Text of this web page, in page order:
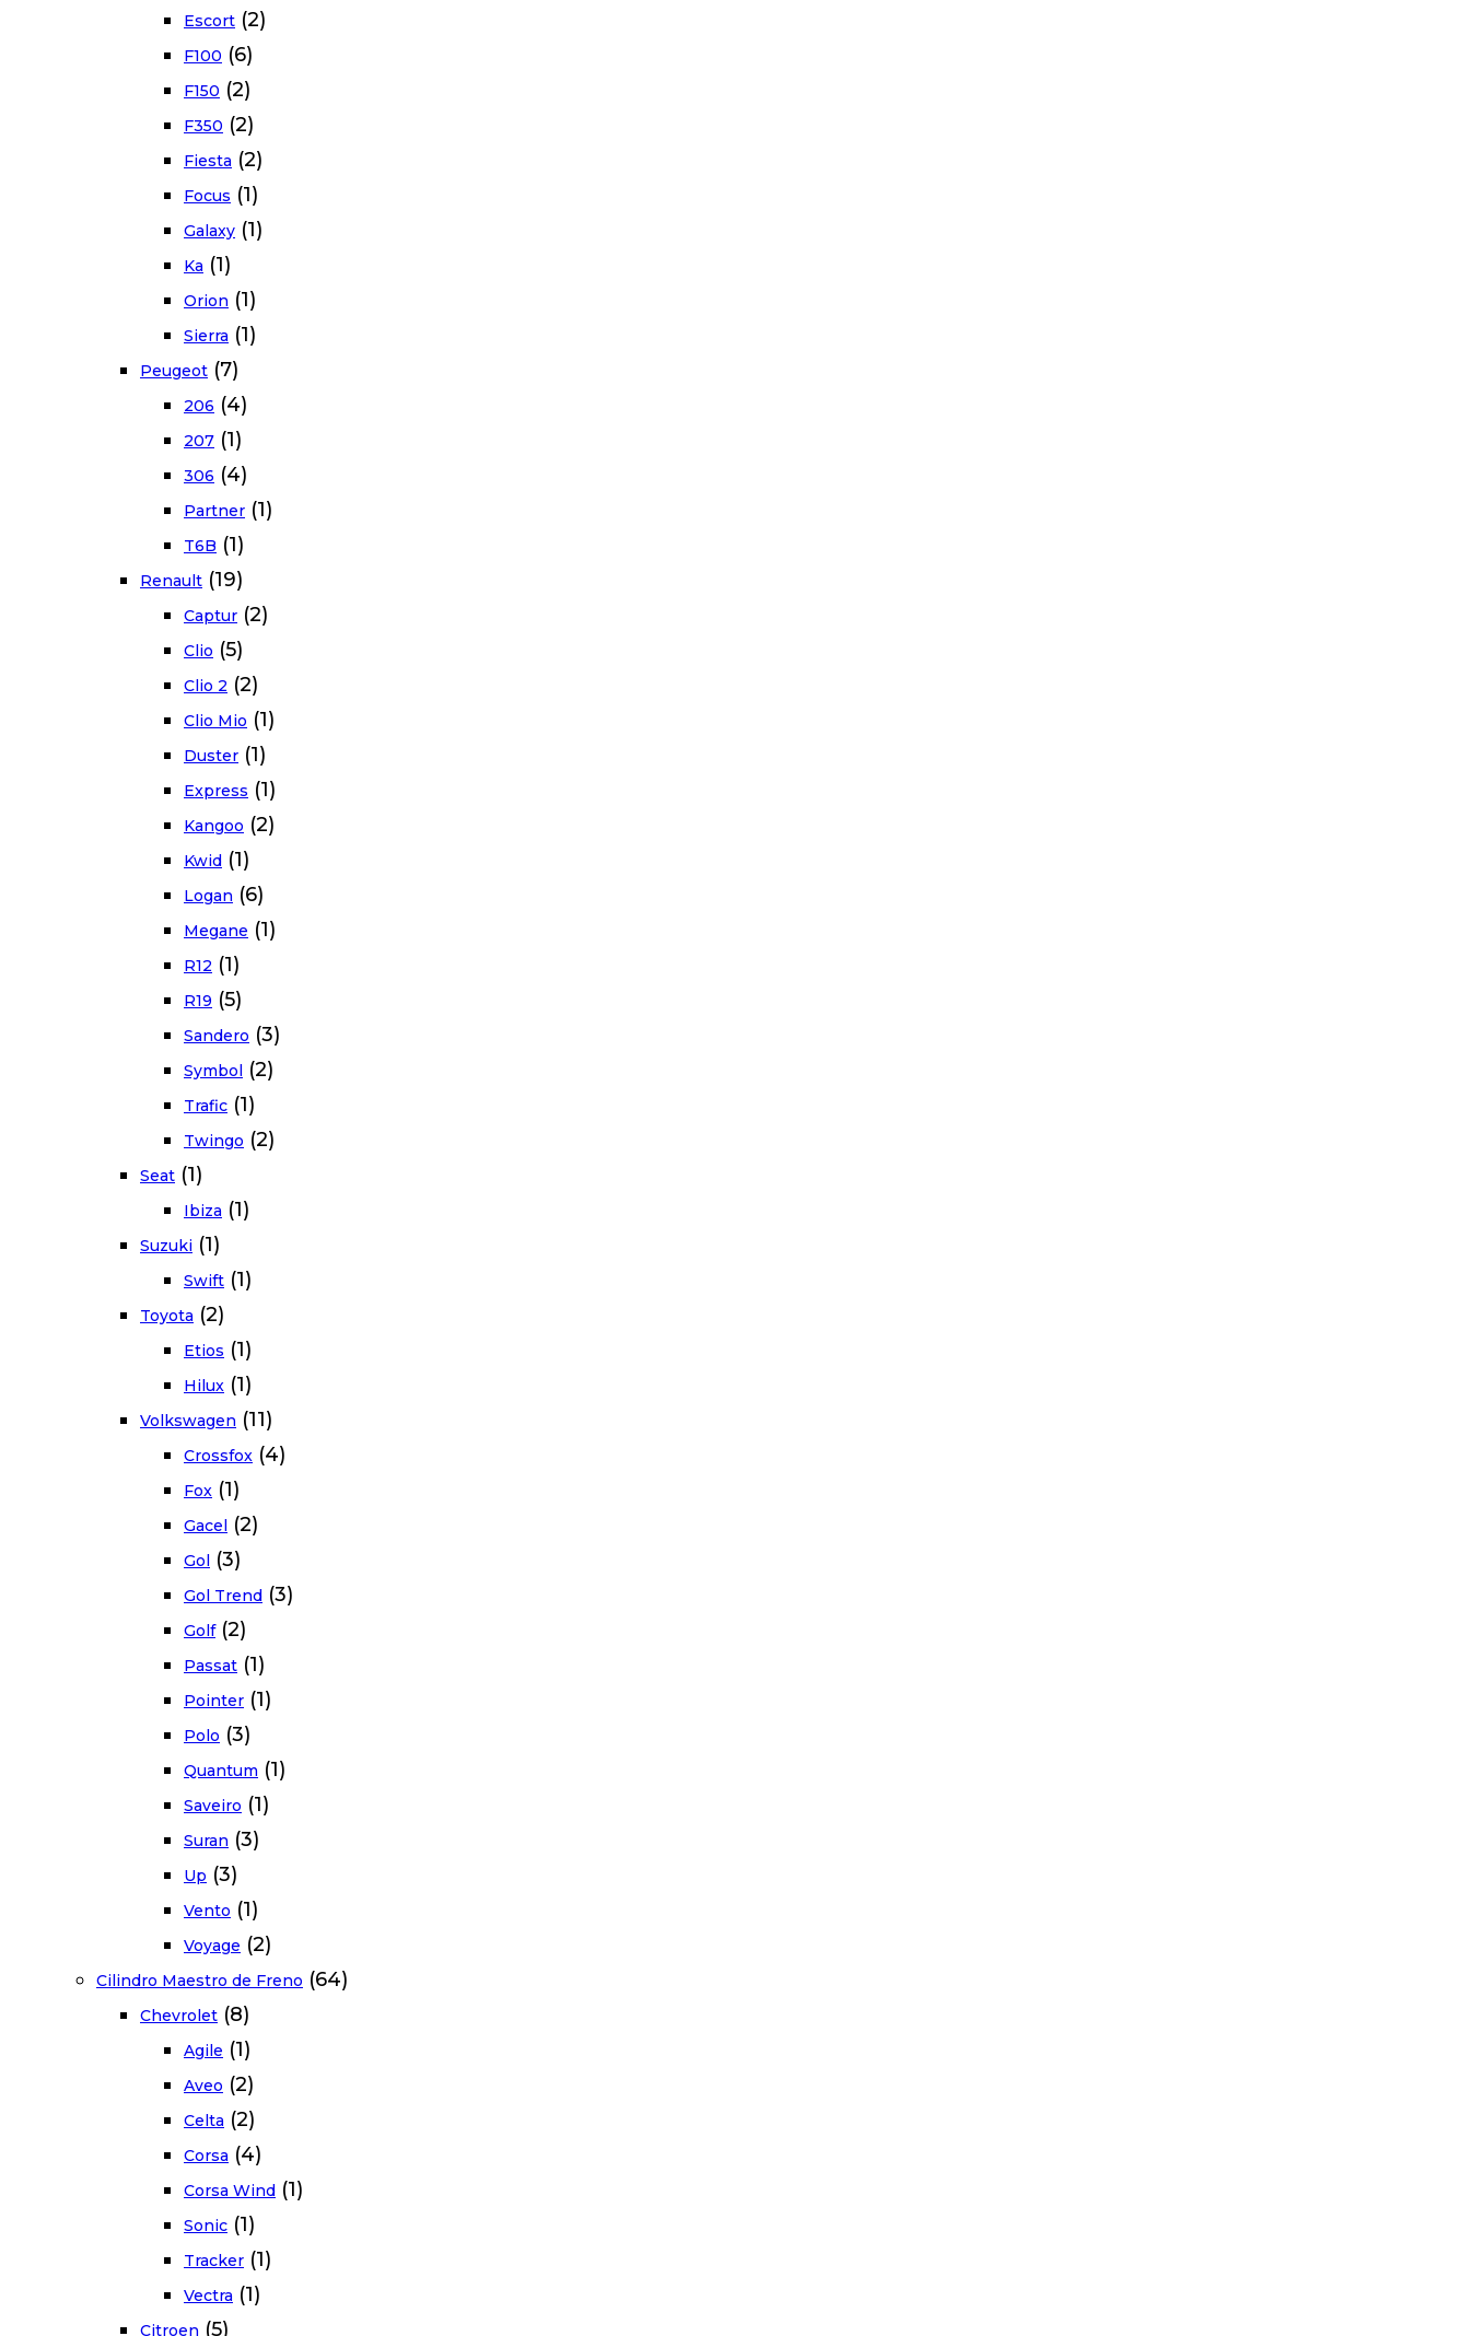
Escort (2)
F100 (6)
F150 (2)
F350 (2)
Fiesta (2)
Focus (1)
Galaxy (1)
Ka (1)
Orion (1)
Sierra (1)
Peugeot (7)
206 (4)
207 (1)
306 (4)
Partner (1)
T6B (1)
Renault (19)
Captur (2)
Clio (5)
Clio 2 (2)
Clio Mio (1)
Duster (1)
Express (1)
Kangoo (2)
Kwid (1)
Logan (6)
Megane (1)
R12 (1)
R19 (5)
Sandero (3)
Symbol (2)
Trafic (1)
Twingo (2)
Seat (1)
Ibiza (1)
Suzuki (1)
Swift (1)
Toyota (2)
Etios (1)
Hilux (1)
Volkswagen (11)
Crossfox (4)
Fox (1)
Gacel (2)
Gol (3)
Gol Trend (3)
Golf (2)
Passat (1)
Pointer (1)
Polo (3)
Quantum (1)
Saveiro (1)
Suran (3)
Up (3)
Vento (1)
Voyage (2)
Cilindro Maestro de Freno (64)
Chevrolet (8)
Agile (1)
Aveo (2)
Celta (2)
Corsa (4)
Corsa Wind (1)
Sonic (1)
Tracker (1)
Vectra (1)
Citroen (5)